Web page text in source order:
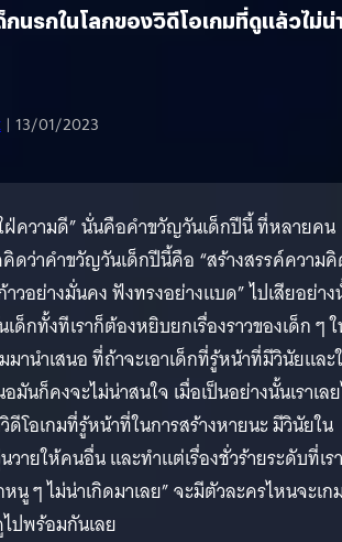
กนรกในโลกของวิดีโอเกมที่ดูแล้วไม่น่
| 13/01/2023
ฝ่ความดี” นั่นคือคำขวัญวันเด็กปีนี้ ที่หลายคน
ดว่าคำขวัญวันเด็กปีนี้คือ “สร้างสรรค์ความ
วอย่างมั่นคง ฟังทรงอย่างแบด” ไปเสียอย่า
ด็กทั้งทีเราก็ต้องหยิบยกเรื่องราวของเด็ก ๆ
มานำเสนอ ที่ถ้าจะเอาเด็กที่รู้หน้าที่มีวินัยและ
มันก็คงจะไม่น่าสนใจ เมื่อเป็นอย่างนั้นเราเล
ดีโอเกมที่รู้หน้าที่ในการสร้างหายนะ มีวินัยใน
วายให้คนอื่น และทำแต่เรื่องชั่วร้ายระดับที่เรา
นู ๆ ไม่น่าเกิดมาเลย” จะมีตัวละครไหนจะเก
ปพร้อมกันเลย